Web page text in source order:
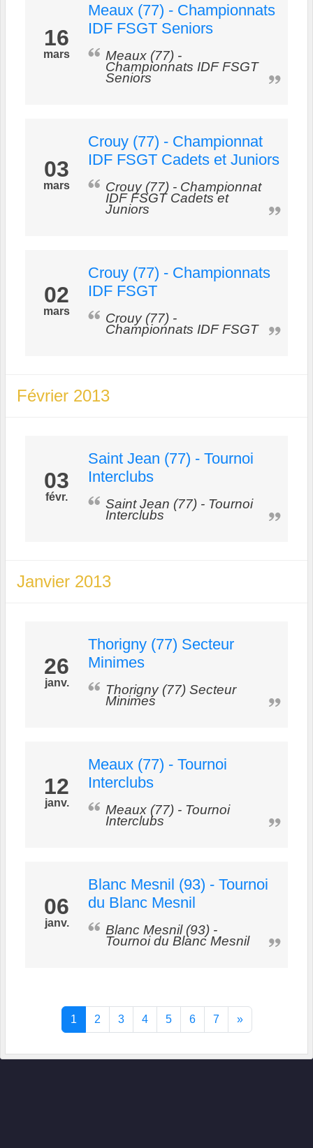
16
mars
Meaux (77) - Championnats
IDF FSGT Seniors
Meaux (77) -
Championnats IDF FSGT
Seniors
03
mars
Crouy (77) - Championnat
IDF FSGT Cadets et Juniors
Crouy (77) - Championnat
IDF FSGT Cadets et
Juniors
02
mars
Crouy (77) - Championnats
IDF FSGT
Crouy (77) -
Championnats IDF FSGT
Février 2013
03
févr.
Saint Jean (77) - Tournoi
Interclubs
Saint Jean (77) - Tournoi
Interclubs
Janvier 2013
26
janv.
Thorigny (77) Secteur
Minimes
Thorigny (77) Secteur
Minimes
12
janv.
Meaux (77) - Tournoi
Interclubs
Meaux (77) - Tournoi
Interclubs
06
janv.
Blanc Mesnil (93) - Tournoi
du Blanc Mesnil
Blanc Mesnil (93) -
Tournoi du Blanc Mesnil
1 2 3 4 5 6 7 »